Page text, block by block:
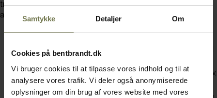
Samtykke Detaljer Om
Cookies på bentbrandt.dk
Vi bruger cookies til at tilpasse vores indhold og til at
analysere vores trafik. Vi deler også anonymiserede
oplysninger om din brug af vores website med vores
travlt professionelt køkken, da de kan hjælpe med en række
arbejdsopgaver, blandt andet:
ingredienser som kød og fisk, hvilket sikrer, at de tilberedes ved
og spydpakninger sikrer, at vakuumpakningen er tæt og effektiv,
hvilket er nødvendigt for de bedste resultater.
Portionering af mad . Vakuumpakkere gør det nemt at opdele